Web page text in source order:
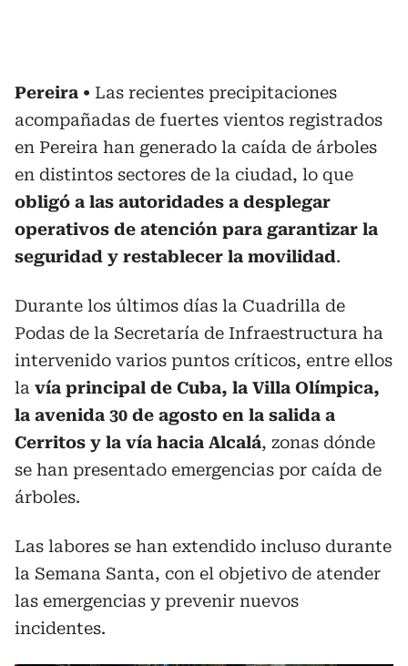
Pereira
Las recientes precipitaciones
acompañadas de fuertes vientos registrados
en Pereira han generado la caída de árboles
en distintos sectores de la ciudad, lo que
obligó a las autoridades a desplegar
operativos de atención para garantizar la
seguridad y restablecer la movilidad.
Durante los últimos días la Cuadrilla de
Podas de la Secretaría de Infraestructura ha
intervenido varios puntos críticos, entre ellos
la vía principal de Cuba, la Villa Olímpica,
la avenida 30 de agosto en la salida a
Cerritos y la vía hacia Alcalá, zonas dónde
se han presentado emergencias por caída de
árboles.
Las labores se han extendido incluso durante
la Semana Santa, con el objetivo de atender
las emergencias y prevenir nuevos
incidentes.